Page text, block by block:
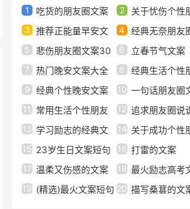
1 吃货的朋友圈文案 2
关于忧伤个性
圈语录文案40句
3
推荐正能量早安文
案大全（精选80句）
4
经典无奈朋友
录文案汇总50句
5
悲伤朋友圈文案30
句
6
立春节气文案
选30句）
7
热门晚安文案大全
（精选70句）
8
经典生活个性
圈文案句子（通
句）
9
经典个性晚安文案
75句精选
10 一句话朋友圈
句子（精选130句
11
常用生活个性朋友
圈文案大全（通用90
句）
12 追求朋友圈说
案（精选50句）
13 学习励志的经典文
案
14 关于成功个性
圈文案句子（通用
句）
15 23岁生日文案短句
干净
16 打雷的文案
17 温柔又伤感的文案 18 最火励志高考
短句精编汇集通用
19 (精选)最火文案短句 20 描写桑葚的文